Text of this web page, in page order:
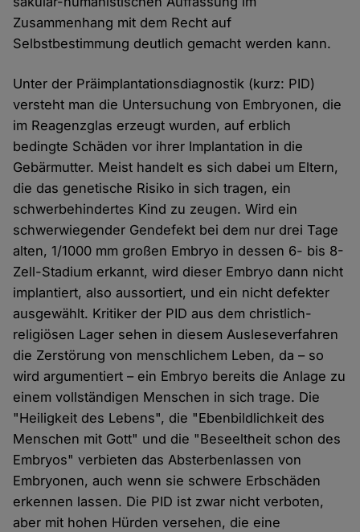
Zusammenhang mit dem Recht auf
Selbstbestimmung deutlich gemacht werden kann.
Unter der Präimplantationsdiagnostik (kurz: PID)
versteht man die Untersuchung von Embryonen, die
im Reagenzglas erzeugt wurden, auf erblich
bedingte Schäden vor ihrer Implantation in die
Gebärmutter. Meist handelt es sich dabei um Eltern,
die das genetische Risiko in sich tragen, ein
schwerbehindertes Kind zu zeugen. Wird ein
schwerwiegender Gendefekt bei dem nur drei Tage
alten, 1/1000 mm großen Embryo in dessen 6- bis 8-
Zell-Stadium erkannt, wird dieser Embryo dann nicht
implantiert, also aussortiert, und ein nicht defekter
ausgewählt. Kritiker der PID aus dem christlich-
religiösen Lager sehen in diesem Ausleseverfahren
die Zerstörung von menschlichem Leben, da – so
wird argumentiert – ein Embryo bereits die Anlage zu
einem vollständigen Menschen in sich trage. Die
"Heiligkeit des Lebens", die "Ebenbildlichkeit des
Menschen mit Gott" und die "Beseeltheit schon des
Embryos" verbieten das Absterbenlassen von
Embryonen, auch wenn sie schwere Erbschäden
erkennen lassen. Die PID ist zwar nicht verboten,
aber mit hohen Hürden versehen, die eine